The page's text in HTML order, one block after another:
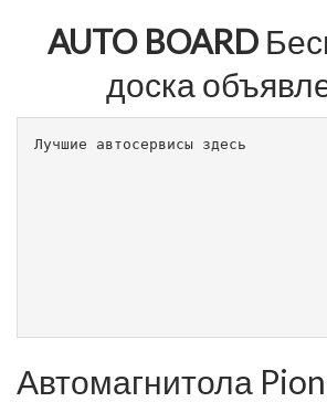
AUTO BOARD
доска
Лучшие
Автомагнитола